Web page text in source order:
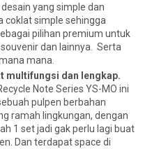
yang simple dan
coklat simple sehingga
pilihan premium untuk
dan lainnya. Serta
mana.
multifungsi dan lengkap.
Note Series YS-MO ini
pulpen berbahan
ramah lingkungan, dengan
1 set jadi gak perlu lagi buat
Dan terdapat space di